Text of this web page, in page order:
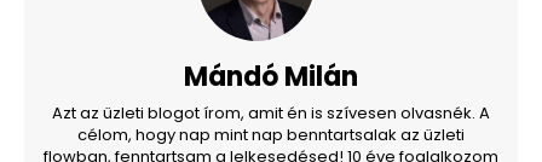
Mándó Milán
Azt az üzleti blogot írom, amit én is szívesen olvasnék. A
célom, hogy nap mint nap benntartsalak az üzleti
flowban, fenntartsam a lelkesedésed! 10 éve foglalkozom